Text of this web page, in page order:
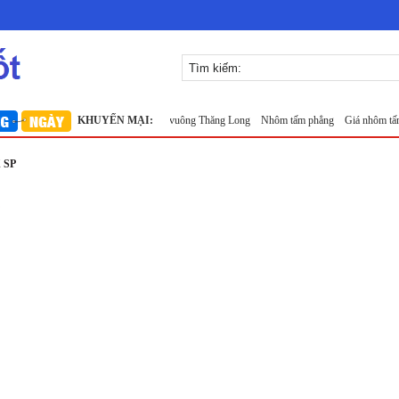
KHUYẾN MẠI:
khổ 1m Lưới inox 10x10 đan ô vuông Thăng Long Nhôm tấm phẳng Giá nhôm tấm